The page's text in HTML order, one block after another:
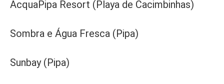
AcquaPipa Resort (Playa de Cacimbinhas)
Sombra e Água Fresca (Pipa)
Sunbay (Pipa)